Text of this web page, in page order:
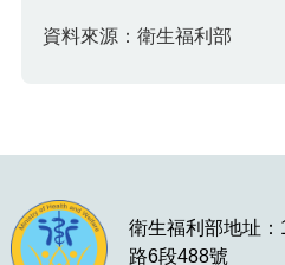
資料來源：衛生福利部
衛生福利部地址
路6段488號